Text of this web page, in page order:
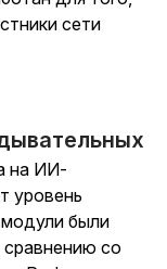
сети
на ИИ-
уровень
были
со